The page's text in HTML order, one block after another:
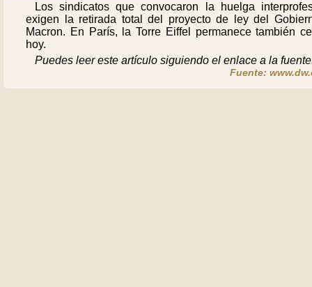
Los sindicatos que convocaron la huelga
exigen la retirada total del proyecto de ley del
Macron. En París, la Torre Eiffel permanece también
hoy.
Puedes leer este artículo siguiendo el enlace a la
Fuente: